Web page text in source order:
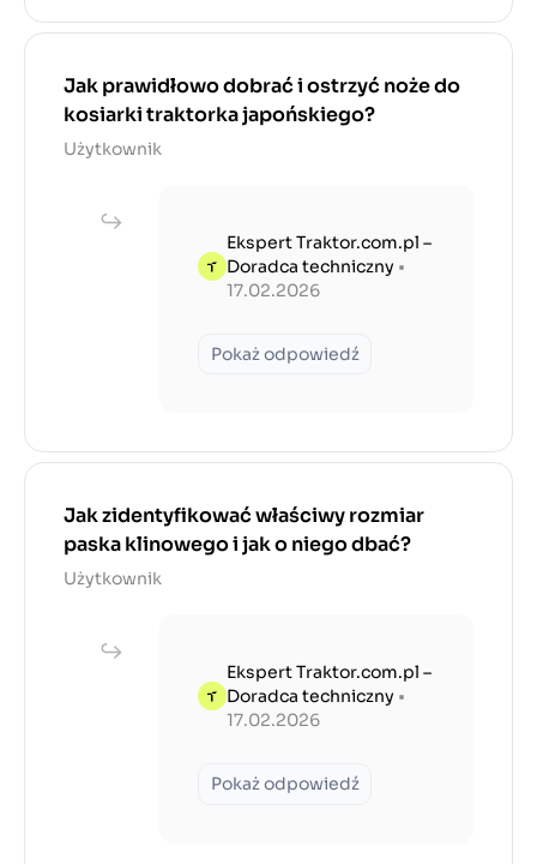
Jak prawidłowo dobrać i ostrzyć noże do
kosiarki traktorka japońskiego?
Użytkownik
Ekspert Traktor.com.pl –
Doradca techniczny •
17.02.2026
Pokaż odpowiedź
Jak zidentyfikować właściwy rozmiar
paska klinowego i jak o niego dbać?
Użytkownik
Ekspert Traktor.com.pl –
Doradca techniczny •
17.02.2026
Pokaż odpowiedź